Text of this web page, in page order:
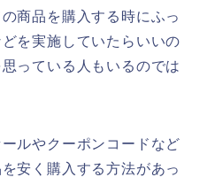
商品を購入する時にふっ
を実施していたらいいの
っている人もいるのでは
ルやクーポンコードなど
安く購入する方法があっ